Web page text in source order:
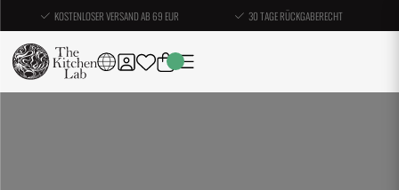
KOSTENLOSER VERSAND AB 69 EUR 30 TAGE RÜCKGABERECHT